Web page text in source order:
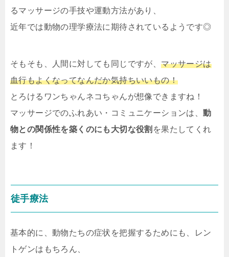
るマッサージの手技や運動方法があり、
近年では動物の理学療法に期待されているようです◎
そもそも、人間に対しても同じですが、マッサージは
血行もよくなってなんだか気持ちいいもの！
とろけるワンちゃんネコちゃんが想像できますね！
マッサージでのふれあい・コミュニケーションは、動
物との関係性を築くのにも大切な役割 を果たしてくれ
ます！
徒手療法
基本的に、動物たちの症状を把握するためにも、レン
トゲンはもちろん、